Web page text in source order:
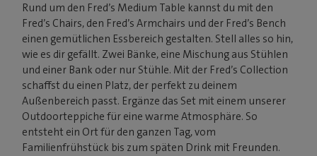
Rund um den Fred’s Medium Table kannst du mit den
Fred’s Chairs, den Fred’s Armchairs und der Fred’s Bench
einen gemütlichen Essbereich gestalten. Stell alles so hin,
wie es dir gefällt. Zwei Bänke, eine Mischung aus Stühlen
und einer Bank oder nur Stühle. Mit der Fred’s Collection
schaffst du einen Platz, der perfekt zu deinem
Außenbereich passt. Ergänze das Set mit einem unserer
Outdoorteppiche für eine warme Atmosphäre. So
entsteht ein Ort für den ganzen Tag, vom
Familienfrühstück bis zum späten Drink mit Freunden.